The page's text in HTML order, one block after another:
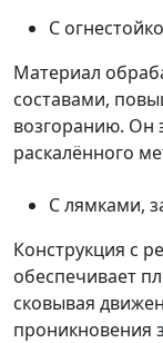
С
Материал
составами,
возгоранию. Он
раскалённого
С лямками,
Конструкция с
обеспечивает
сковывая
проникновения